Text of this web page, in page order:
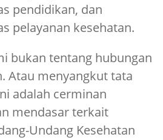
pendidikan, dan
pelayanan kesehatan.
bukan tentang hubungan
Atau menyangkut tata
adalah cerminan
mendasar terkait
Undang Kesehatan